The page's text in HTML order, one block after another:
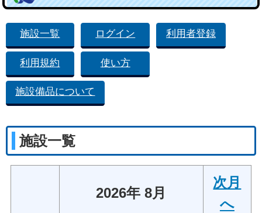
施設一覧 ログイン 利用者登録
利用規約 使い方
施設備品について
施設一覧
2026年 8月
次月
へ